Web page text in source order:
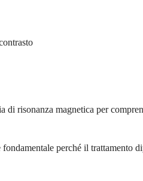
risonanza magnetica per
perché il trattamento